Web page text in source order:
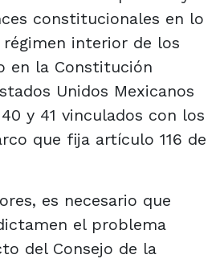
constitucionales en lo
interior de los
en la Constitución
Unidos Mexicanos
y 41 vinculados con los
que fija artículo 116 de
es necesario que
el problema
del Consejo de la